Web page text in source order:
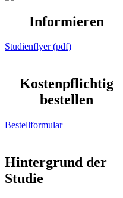
Informieren
Studienflyer (pdf)
Kostenpflichtig
bestellen
Bestellformular
Hintergrund der
Studie